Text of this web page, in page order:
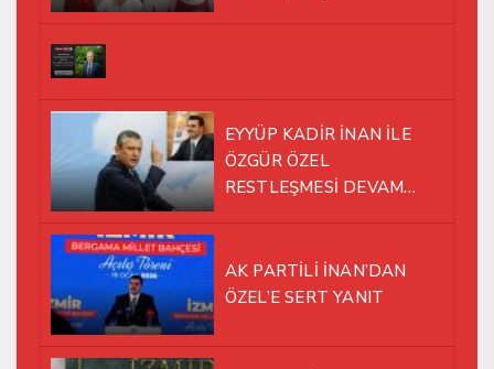
EYYÜP KADİR İNAN İLE
ÖZGÜR ÖZEL
RESTLEŞMESİ DEVAM
AK PARTİLİ İNAN’DAN
ÖZEL’E SERT YANIT